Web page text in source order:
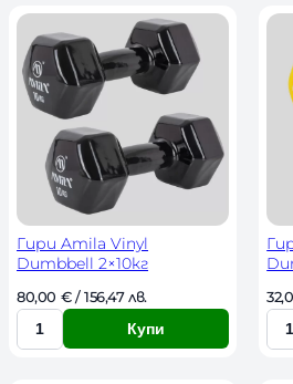
о
с
т
Гири Amila Vinyl
Dumbbell 2×10кг
80,00 € / 156,47 лв.
К
Купи
К